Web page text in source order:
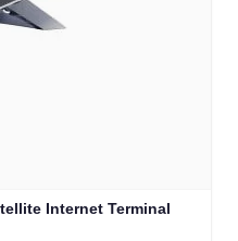
Internet Terminal